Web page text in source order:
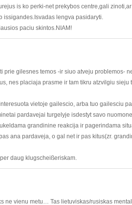
is ko perki-net prekybos centre,gali
issigandes.Isvadas lengva pasidaryti.
paciu skintos.NIAM!
prie gilesnes temos -ir siuo atveju problemos-
nes placiaja prasme ir tam tikru atzvilgiu sieju
vietoje gailescio, arba tuo gailesciu
pardavejai turgelyje isdestyt savo
grandinine reakcija ir pagerindama
ana pardaveja, o gal net ir pas kitus(zr.
daug klugscheißeriskam.
ne vienu metu… Tas lietuviskas/rusiskas